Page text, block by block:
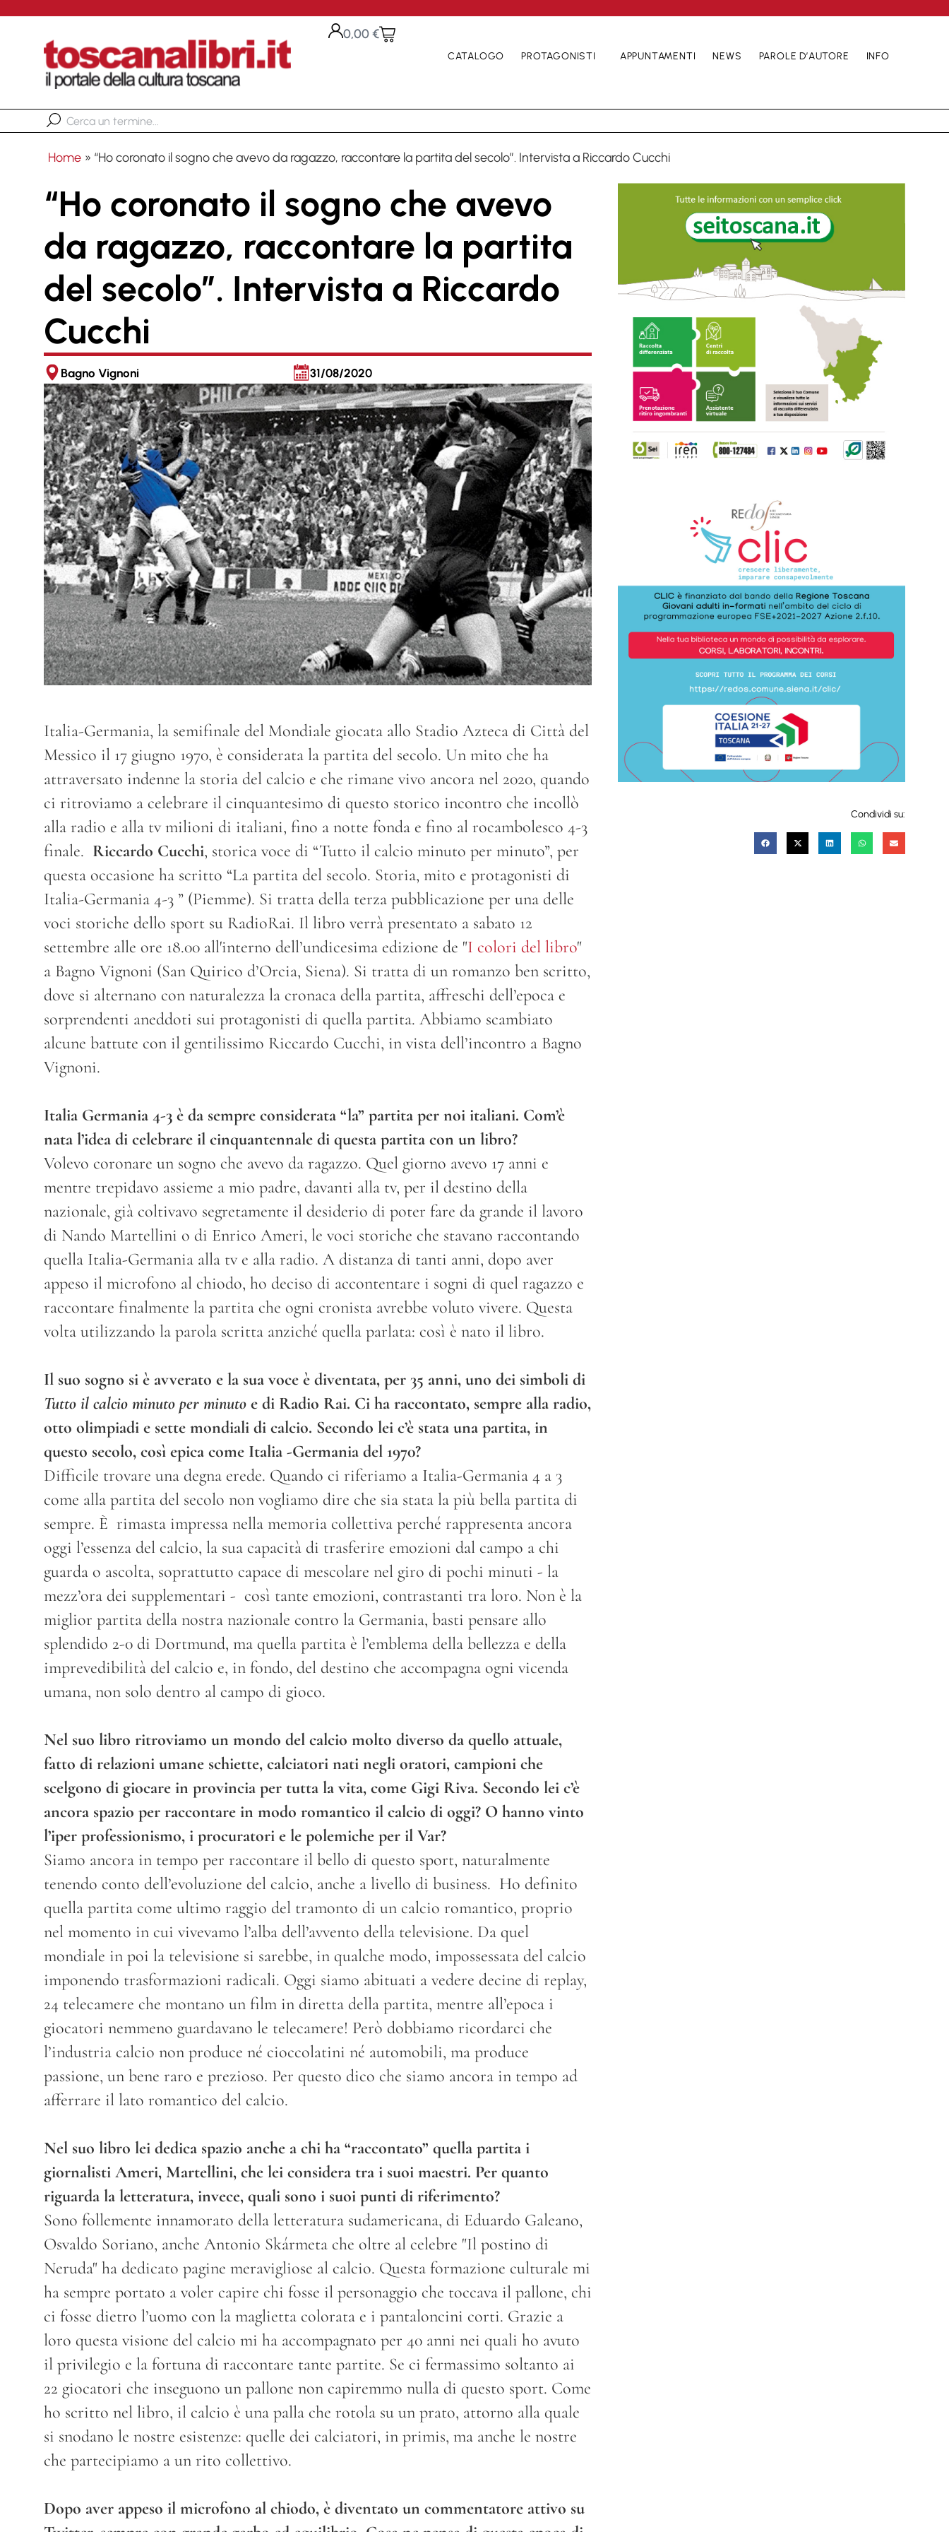
0,00€
CATALOGO PROTAGONISTI APPUNTAMENTI NEWS PAROLE D’AUTORE INFO
Home » “Ho coronato il sogno che avevo da ragazzo, raccontare la partita del secolo”. Intervista a Riccardo Cucchi
“Ho coronato il sogno che avevo
da ragazzo, raccontare la partita
del secolo”. Intervista a Riccardo
Cucchi
Bagno Vignoni 31/08/2020
Italia-Germania, la semifinale del Mondiale giocata allo Stadio Azteca di Città del
Messico il 17 giugno 1970, è considerata la partita del secolo. Un mito che ha
attraversato indenne la storia del calcio e che rimane vivo ancora nel 2020, quando
ci ritroviamo a celebrare il cinquantesimo di questo storico incontro che incollò
alla radio e alla tv milioni di italiani, fino a notte fonda e fino al rocambolesco 4-3
finale. Riccardo Cucchi, storica voce di “Tutto il calcio minuto per minuto”, per
questa occasione ha scritto “La partita del secolo. Storia, mito e protagonisti di
Italia-Germania 4-3 ” (Piemme). Si tratta della terza pubblicazione per una delle
voci storiche dello sport su RadioRai. Il libro verrà presentato a sabato 12
settembre alle ore 18.00 all'interno dell’undicesima edizione de "I colori del libro"
a Bagno Vignoni (San Quirico d’Orcia, Siena). Si tratta di un romanzo ben scritto,
dove si alternano con naturalezza la cronaca della partita, affreschi dell’epoca e
sorprendenti aneddoti sui protagonisti di quella partita. Abbiamo scambiato
alcune battute con il gentilissimo Riccardo Cucchi, in vista dell’incontro a Bagno
Vignoni.
Italia Germania 4-3 è da sempre considerata “la” partita per noi italiani. Com’è
nata l’idea di celebrare il cinquantennale di questa partita con un libro?
Volevo coronare un sogno che avevo da ragazzo. Quel giorno avevo 17 anni e
mentre trepidavo assieme a mio padre, davanti alla tv, per il destino della
nazionale, già coltivavo segretamente il desiderio di poter fare da grande il lavoro
di Nando Martellini o di Enrico Ameri, le voci storiche che stavano raccontando
quella Italia-Germania alla tv e alla radio. A distanza di tanti anni, dopo aver
appeso il microfono al chiodo, ho deciso di accontentare i sogni di quel ragazzo e
raccontare finalmente la partita che ogni cronista avrebbe voluto vivere. Questa
volta utilizzando la parola scritta anziché quella parlata: così è nato il libro.
Il suo sogno si è avverato e la sua voce è diventata, per 35 anni, uno dei simboli di
Tutto il calcio minuto per minuto e di Radio Rai. Ci ha raccontato, sempre alla radio,
otto olimpiadi e sette mondiali di calcio. Secondo lei c’è stata una partita, in
questo secolo, così epica come Italia -Germania del 1970?
Difficile trovare una degna erede. Quando ci riferiamo a Italia-Germania 4 a 3
come alla partita del secolo non vogliamo dire che sia stata la più bella partita di
sempre. È rimasta impressa nella memoria collettiva perché rappresenta ancora
oggi l’essenza del calcio, la sua capacità di trasferire emozioni dal campo a chi
guarda o ascolta, soprattutto capace di mescolare nel giro di pochi minuti - la
mezz’ora dei supplementari - così tante emozioni, contrastanti tra loro. Non è la
miglior partita della nostra nazionale contro la Germania, basti pensare allo
splendido 2-0 di Dortmund, ma quella partita è l’emblema della bellezza e della
imprevedibilità del calcio e, in fondo, del destino che accompagna ogni vicenda
umana, non solo dentro al campo di gioco.
Nel suo libro ritroviamo un mondo del calcio molto diverso da quello attuale,
fatto di relazioni umane schiette, calciatori nati negli oratori, campioni che
scelgono di giocare in provincia per tutta la vita, come Gigi Riva. Secondo lei c’è
ancora spazio per raccontare in modo romantico il calcio di oggi? O hanno vinto
l’iper professionismo, i procuratori e le polemiche per il Var?
Siamo ancora in tempo per raccontare il bello di questo sport, naturalmente
tenendo conto dell’evoluzione del calcio, anche a livello di business. Ho definito
quella partita come ultimo raggio del tramonto di un calcio romantico, proprio
nel momento in cui vivevamo l’alba dell’avvento della televisione. Da quel
mondiale in poi la televisione si sarebbe, in qualche modo, impossessata del calcio
imponendo trasformazioni radicali. Oggi siamo abituati a vedere decine di replay,
24 telecamere che montano un film in diretta della partita, mentre all’epoca i
giocatori nemmeno guardavano le telecamere! Però dobbiamo ricordarci che
l’industria calcio non produce né cioccolatini né automobili, ma produce
passione, un bene raro e prezioso. Per questo dico che siamo ancora in tempo ad
afferrare il lato romantico del calcio.
Nel suo libro lei dedica spazio anche a chi ha “raccontato” quella partita i
giornalisti Ameri, Martellini, che lei considera tra i suoi maestri. Per quanto
riguarda la letteratura, invece, quali sono i suoi punti di riferimento?
Sono follemente innamorato della letteratura sudamericana, di Eduardo Galeano,
Osvaldo Soriano, anche Antonio Skármeta che oltre al celebre "Il postino di
Neruda" ha dedicato pagine meravigliose al calcio. Questa formazione culturale mi
ha sempre portato a voler capire chi fosse il personaggio che toccava il pallone, chi
ci fosse dietro l’uomo con la maglietta colorata e i pantaloncini corti. Grazie a
loro questa visione del calcio mi ha accompagnato per 40 anni nei quali ho avuto
il privilegio e la fortuna di raccontare tante partite. Se ci fermassimo soltanto ai
22 giocatori che inseguono un pallone non capiremmo nulla di questo sport. Come
ho scritto nel libro, il calcio è una palla che rotola su un prato, attorno alla quale
si snodano le nostre esistenze: quelle dei calciatori, in primis, ma anche le nostre
che partecipiamo a un rito collettivo.
Dopo aver appeso il microfono al chiodo, è diventato un commentatore attivo su
Condividi su: